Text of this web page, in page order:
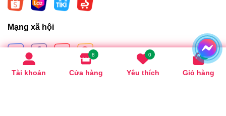
Tài khoản
8
Cửa hàng
0
Yêu thích
0
Giỏ hàng
Mạng xã hội
Hình thức thanh toán